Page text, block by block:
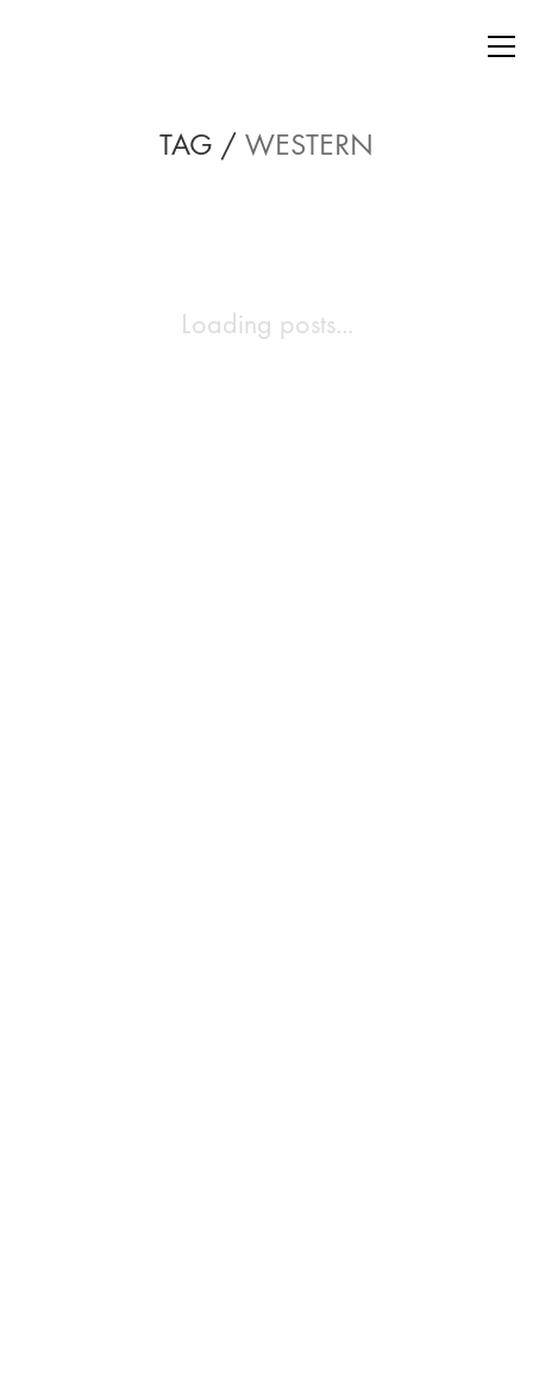
TAG / WESTERN
Loading posts...